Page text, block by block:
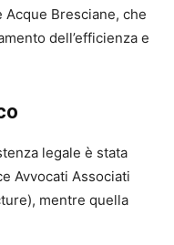
Bresciane, che
dell’efficienza e
legale è stata
Avvocati Associati
mentre quella